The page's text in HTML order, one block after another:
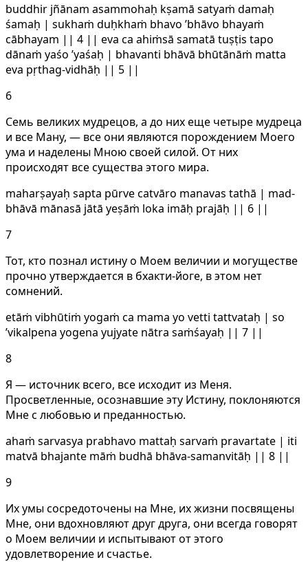
buddhir jñānam asammohaḥ kṣamā satyaṁ damaḥ
śamaḥ | sukhaṁ duḥkhaṁ bhavo ’bhāvo bhayaṁ
cābhayam || 4 || eva ca ahiṁsā samatā tuṣṭis tapo
dānaṁ yaśo ’yaśaḥ | bhavanti bhāvā bhūtānāṁ matta
eva pṛthag-vidhāḥ || 5 ||
6
Семь великих мудрецов, а до них еще четыре мудреца
и все Ману, — все они являются порождением Моего
ума и наделены Мною своей силой. От них
происходят все существа этого мира.
maharṣayaḥ sapta pūrve catvāro manavas tathā | mad-
bhāvā mānasā jātā yeṣāṁ loka imāḥ prajāḥ || 6 ||
7
Тот, кто познал истину о Моем величии и могуществе
прочно утверждается в бхакти-йоге, в этом нет
сомнений.
etāṁ vibhūtiṁ yogaṁ ca mama yo vetti tattvataḥ | so
’vikalpena yogena yujyate nātra saṁśayaḥ || 7 ||
8
Я — источник всего, все исходит из Меня.
Просветленные, осознавшие эту Истину, поклоняются
Мне с любовью и преданностью.
ahaṁ sarvasya prabhavo mattaḥ sarvaṁ pravartate | iti
matvā bhajante māṁ budhā bhāva-samanvitāḥ || 8 ||
9
Их умы сосредоточены на Мне, их жизни посвящены
Мне, они вдохновляют друг друга, они всегда говорят
о Моем величии и испытывают от этого
удовлетворение и счастье.